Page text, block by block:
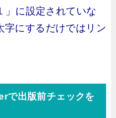
に設定されていな
字にするだけではリン
出版前チェックを